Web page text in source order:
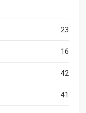
23
16
42
41